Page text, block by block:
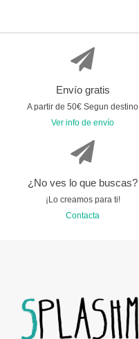
Envío gratis
A partir de 50€ Segun destino
Ver info de envío
¿No ves lo que buscas?
¡Lo creamos para ti!
Contacta